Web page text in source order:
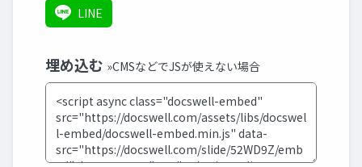
LINE
埋め込む »CMSなどでJSが使えない場合